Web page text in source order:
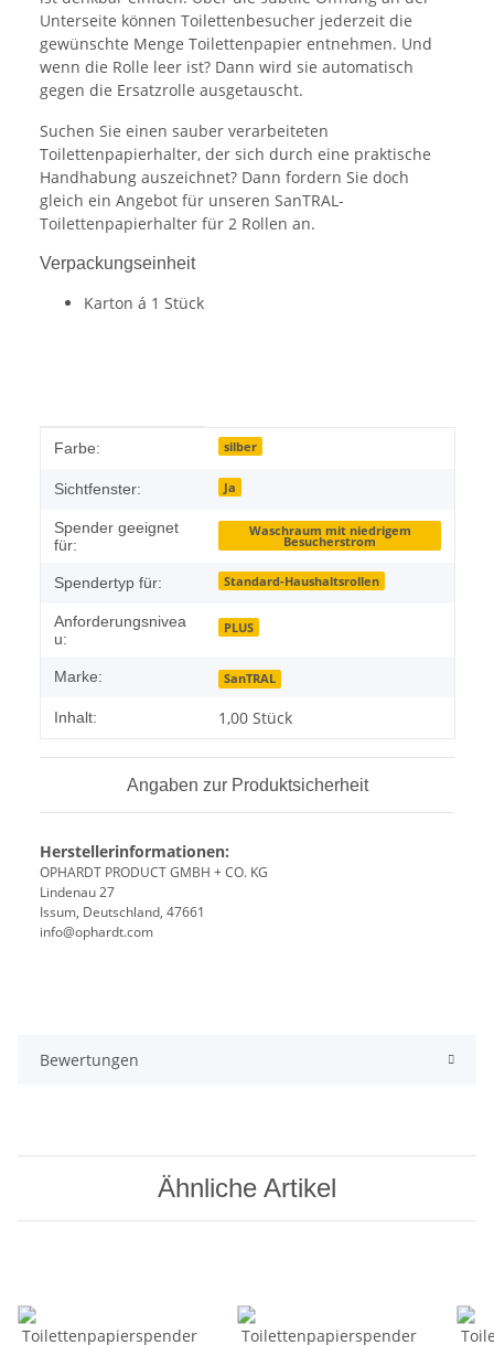
Unterseite können Toilettenbesucher jederzeit die
gewünschte Menge Toilettenpapier entnehmen. Und
wenn die Rolle leer ist? Dann wird sie automatisch
gegen die Ersatzrolle ausgetauscht.
Suchen Sie einen sauber verarbeiteten
Toilettenpapierhalter, der sich durch eine praktische
Handhabung auszeichnet? Dann fordern Sie doch
gleich ein Angebot für unseren SanTRAL-
Toilettenpapierhalter für 2 Rollen an.
Verpackungseinheit
Karton á 1 Stück
Produkteigenschaft
Wert
Farbe: silber
Sichtfenster: Ja
Spender geeignet
für:
Waschraum mit niedrigem
Besucherstrom
Spendertyp für: Standard-Haushaltsrollen
Anforderungsnivea
u:
PLUS
Marke: SanTRAL
Inhalt: 1,00 Stück
Angaben zur Produktsicherheit
Herstellerinformationen:
OPHARDT PRODUCT GMBH + CO. KG
Lindenau 27
Issum, Deutschland, 47661
info@ophardt.com
Bewertungen
Ähnliche Artikel